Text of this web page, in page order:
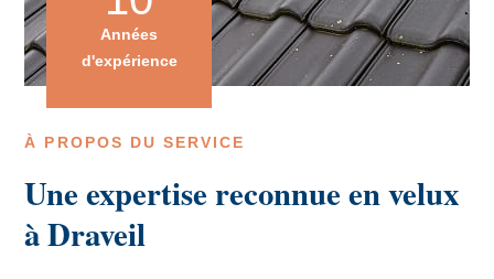
À PROPOS DU SERVICE
Une expertise reconnue en velux
à Draveil
Années
d'expérience